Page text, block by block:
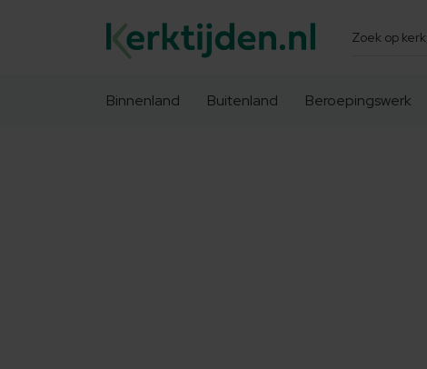
Zoeken
Binnenland Buitenland Beroepingswerk